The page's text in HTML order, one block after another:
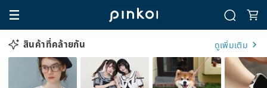
สินค้าที่คล้ายกัน ดูเพิ่มเติม